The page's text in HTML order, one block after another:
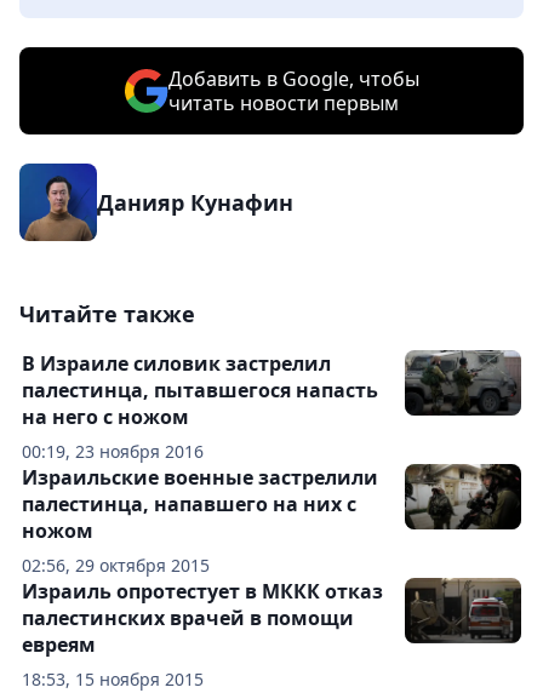
Добавить в Google, чтобы
читать новости первым
Данияр Кунафин
Читайте также
00:19, 23 ноября 2016
В Израиле силовик застрелил
палестинца, пытавшегося напасть
на него с ножом
02:56, 29 октября 2015
Израильские военные застрелили
палестинца, напавшего на них с
ножом
18:53, 15 ноября 2015
Израиль опротестует в МККК отказ
палестинских врачей в помощи
евреям